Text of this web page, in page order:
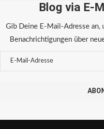
Blog via E-
Gib Deine E-Mail-Adresse an,
Benachrichtigungen über